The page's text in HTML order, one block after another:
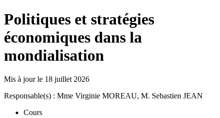
Politiques et stratégies
économiques dans la
mondialisation
Mis à jour le 18 juillet 2026
Responsable(s) : Mme Virginie MOREAU, M. Sebastien JEAN
Cours